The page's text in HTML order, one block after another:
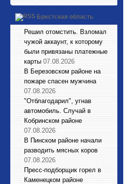
Брестская область
Решил отомстить. Взломал
чужой аккаунт, к которому
были привязаны платежные
карты 07.08.2026
В Березовском районе на
пожаре спасен мужчина
07.08.2026
"Отблагодарил", угнав
автомобиль. Случай в
Кобринском районе
07.08.2026
В Пинском районе начали
разводить мясных коров
07.08.2026
Пресс-подборщик горел в
Каменецком районе